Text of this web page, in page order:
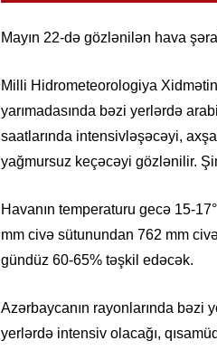
Mayın 22-də gözlənilən hava
Milli Hidrometeorologiya
yarımadasında bəzi yerlərdə
saatlarında intensivləşəcəyi,
yağmursuz keçəcəyi gözlənilir.
Havanın temperaturu gecə 15-
mm civə sütunundan 762 mm
gündüz 60-65% təşkil edəcək.
Azərbaycanın rayonlarında bəzi
yerlərdə intensiv olacağı,